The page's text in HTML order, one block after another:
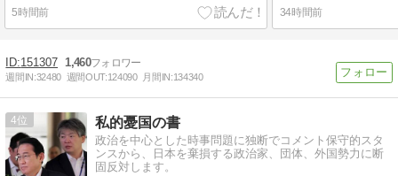
5時間前 34時間前
151307 1,460
週間IN:32480 週間OUT:124090 月間IN:134340
4 私的憂国の書
政治を中心とした時事問題に独断でコメント保守的スタ
ンスから、日本を棄損する政治家、団体、外国勢力に断
固反対します。